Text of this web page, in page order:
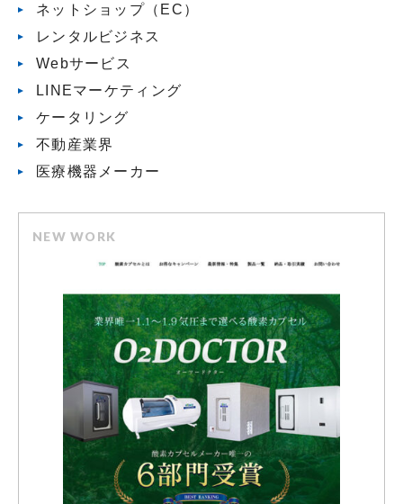
ネットショップ（EC）
レンタルビジネス
Webサービス
LINEマーケティング
ケータリング
不動産業界
医療機器メーカー
NEW WORK